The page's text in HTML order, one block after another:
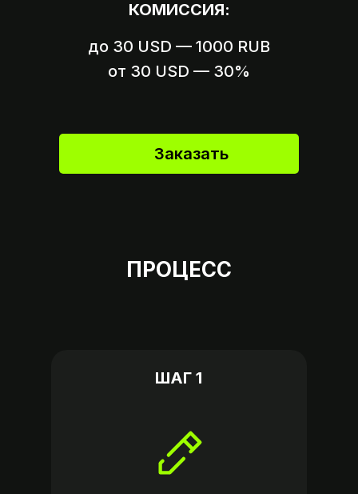
КОМИССИЯ:
Заказать
до 30 USD — 1000 RUB
от 30 USD — 30%
ПРОЦЕСС
ШАГ 1
от вашего аккаунта
Вариант 2
Пришлите ссылку на оплату,